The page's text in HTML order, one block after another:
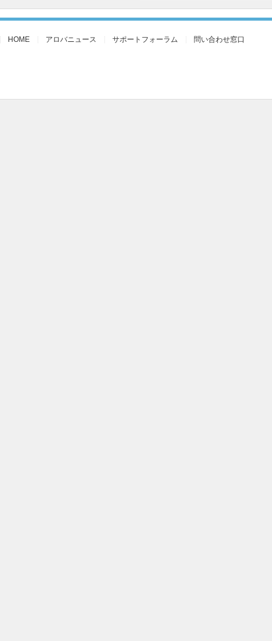
HOME アロバニュース サポートフォーラム 問い合わせ窓口